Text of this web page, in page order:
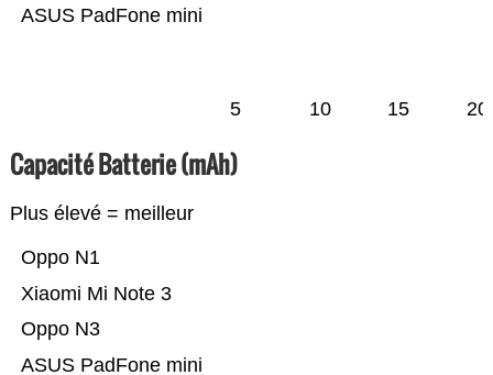
ASUS PadFone mini
5 10 15 20
Capacité Batterie (mAh)
Plus élevé = meilleur
ASUS PadFone mini
Oppo N3
Xiaomi Mi Note 3
Oppo N1